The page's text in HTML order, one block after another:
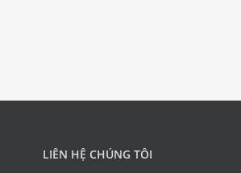
LIÊN HỆ CHÚNG TÔI